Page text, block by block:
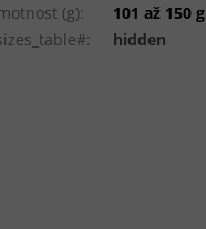
(g):
101 až 150 g
: hidden